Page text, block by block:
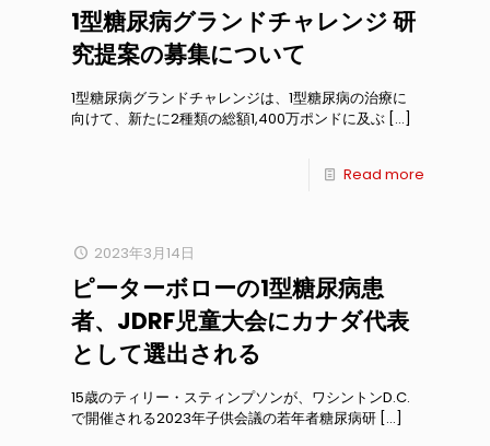
1型糖尿病グランドチャレンジ 研
究提案の募集について
1型糖尿病グランドチャレンジは、1型糖尿病の治療に
向けて、新たに2種類の総額1,400万ポンドに及ぶ […]
Read more
2023年3月14日
ピーターボローの1型糖尿病患
者、JDRF児童大会にカナダ代表
として選出される
15歳のティリー・スティンプソンが、ワシントンD.C.
で開催される2023年子供会議の若年者糖尿病研 […]